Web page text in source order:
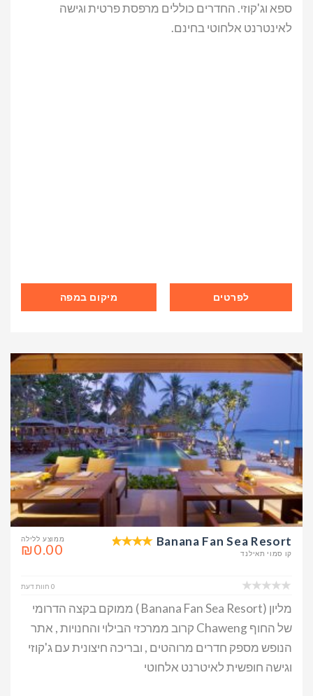
ספא וג'קוזי. החדרים כוללים מרפסת פרטית וגישה
לאינטרנט אלחוטי בחינם.
לפרטים מיקום במפה
ממוצע ללילה
₪0.00 Banana Fan Sea Resort
קו סמוי תאילנד
0 חוות דעת
מליון (Banana Fan Sea Resort ) ממוקם בקצה הדרומי
של החוף Chaweng קרוב ממרכזי הבילוי והחנויות , אתר
הנופש מספק חדרים מרוהטים , ובריכה חיצונית עם ג'קוזי
וגישה חופשית לאיטרנט אלחוטי